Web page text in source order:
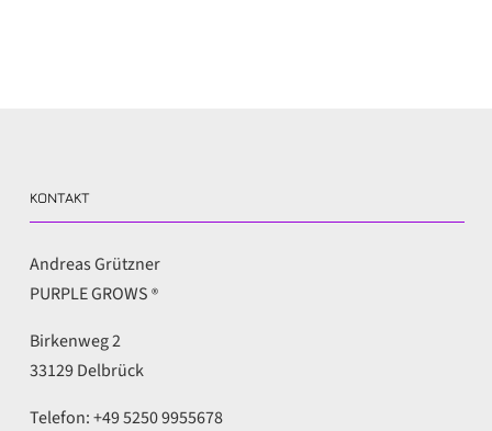
KONTAKT
Andreas Grützner
PURPLE GROWS®
Birkenweg 2
33129 Delbrück
Telefon: +49 5250 9955678